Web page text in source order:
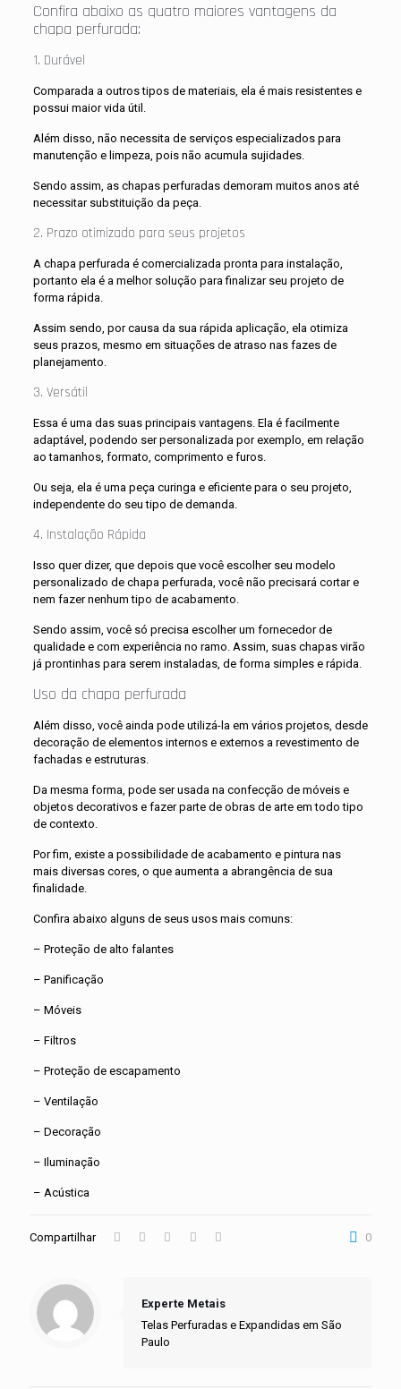
Confira abaixo as quatro maiores vantagens da
chapa perfurada:
1. Durável
Comparada a outros tipos de materiais, ela é mais resistentes e
possui maior vida útil.
Além disso, não necessita de serviços especializados para
manutenção e limpeza, pois não acumula sujidades.
Sendo assim, as chapas perfuradas demoram muitos anos até
necessitar substituição da peça.
2. Prazo otimizado para seus projetos
A chapa perfurada é comercializada pronta para instalação,
portanto ela é a melhor solução para finalizar seu projeto de
forma rápida.
Assim sendo, por causa da sua rápida aplicação, ela otimiza
seus prazos, mesmo em situações de atraso nas fazes de
planejamento.
3. Versátil
Essa é uma das suas principais vantagens. Ela é facilmente
adaptável, podendo ser personalizada por exemplo, em relação
ao tamanhos, formato, comprimento e furos.
Ou seja, ela é uma peça curinga e eficiente para o seu projeto,
independente do seu tipo de demanda.
4. Instalação Rápida
Isso quer dizer, que depois que você escolher seu modelo
personalizado de chapa perfurada, você não precisará cortar e
nem fazer nenhum tipo de acabamento.
Sendo assim, você só precisa escolher um fornecedor de
qualidade e com experiência no ramo. Assim, suas chapas virão
já prontinhas para serem instaladas, de forma simples e rápida.
Uso da chapa perfurada
Além disso, você ainda pode utilizá-la em vários projetos, desde
decoração de elementos internos e externos a revestimento de
fachadas e estruturas.
Da mesma forma, pode ser usada na confecção de móveis e
objetos decorativos e fazer parte de obras de arte em todo tipo
de contexto.
Por fim, existe a possibilidade de acabamento e pintura nas
mais diversas cores, o que aumenta a abrangência de sua
finalidade.
Confira abaixo alguns de seus usos mais comuns:
– Proteção de alto falantes
– Panificação
– Móveis
– Filtros
– Proteção de escapamento
– Ventilação
– Decoração
– Iluminação
– Acústica
Compartilhar 0
Experte Metais
Telas Perfuradas e Expandidas em São
Paulo